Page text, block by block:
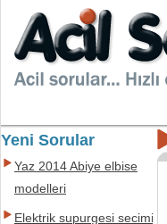
Yeni Sorular
Yaz 2014 Abiye elbise
modelleri
Elektrik supurgesi secimi